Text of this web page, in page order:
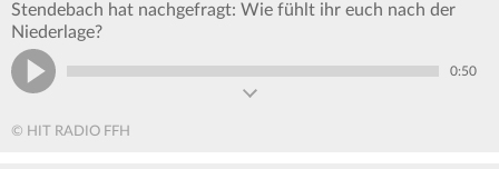
Stendebach hat nachgefragt: Wie fühlt ihr euch nach der
Niederlage?
0:50
© HIT RADIO FFH